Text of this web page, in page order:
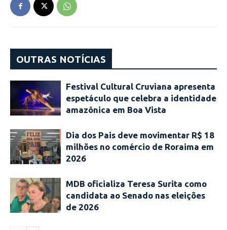
OUTRAS NOTÍCIAS
Festival Cultural Cruviana apresenta
espetáculo que celebra a identidade
amazônica em Boa Vista
Dia dos Pais deve movimentar R$ 18
milhões no comércio de Roraima em
2026
MDB oficializa Teresa Surita como
candidata ao Senado nas eleições
de 2026